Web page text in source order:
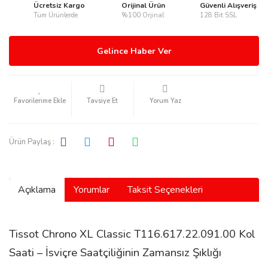
Ücretsiz Kargo
Tüm Ürünlerde
Orijinal Ürün
%100 Orjinal
Güvenli Alışveriş
128 Bit SSL
Gelince Haber Ver
Tavsiye Et Yorum Yaz
Ürün Paylaş :
Açıklama Yorumlar Taksit Seçenekleri
Tissot Chrono XL Classic T116.617.22.091.00 Kol
Saati – İsviçre Saatçiliğinin Zamansız Şıklığı